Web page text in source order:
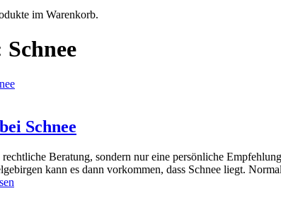
im Warenkorb.
Schnee
Schnee
Beratung, sondern nur eine persönliche
kann es dann vorkommen, dass Schnee liegt.